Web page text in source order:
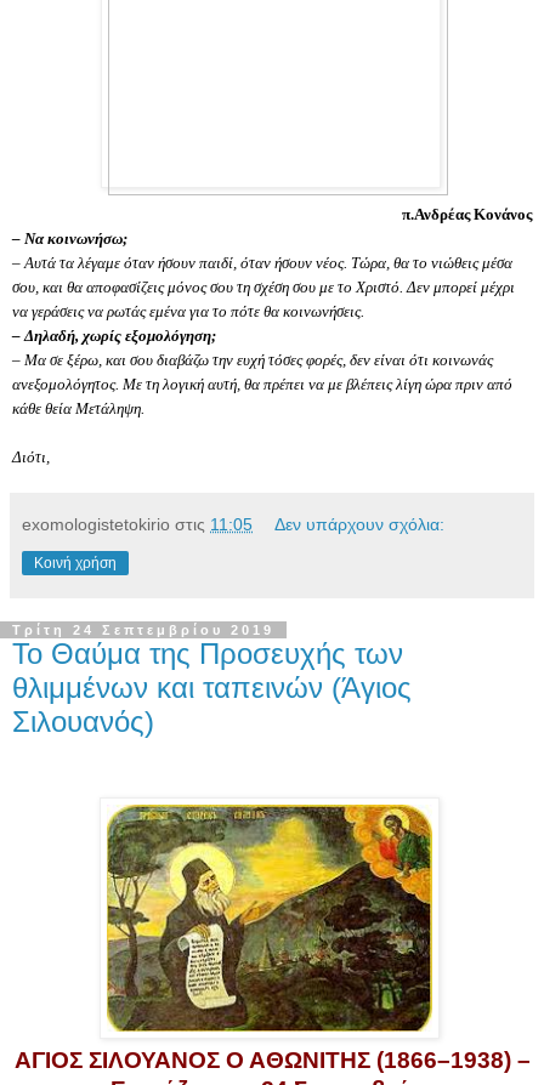
π.Ανδρέας Κονάνος
– Να κοινωνήσω;
– Αυτά τα λέγαμε όταν ήσουν παιδί, όταν ήσουν νέος. Τώρα, θα το νιώθεις μέσα
σου, και θα αποφασίζεις μόνος σου τη σχέση σου με το Χριστό. Δεν μπορεί μέχρι
να γεράσεις να ρωτάς εμένα για το πότε θα κοινωνήσεις.
– Δηλαδή, χωρίς εξομολόγηση;
– Μα σε ξέρω, και σου διαβάζω την ευχή τόσες φορές, δεν είναι ότι κοινωνάς
ανεξομολόγητος. Με τη λογική αυτή, θα πρέπει να με βλέπεις λίγη ώρα πριν από
κάθε θεία Μετάληψη.
Διότι,
exomologistetokirio στις 11:05 Δεν υπάρχουν σχόλια:
Κοινή χρήση
Τρίτη 24 Σεπτεμβρίου 2019
Το Θαύμα της Προσευχής των
θλιμμένων και ταπεινών (Άγιος
Σιλουανός)
ΑΓΙΟΣ ΣΙΛΟΥΑΝΟΣ Ο ΑΘΩΝΙΤΗΣ (1866–1938) –